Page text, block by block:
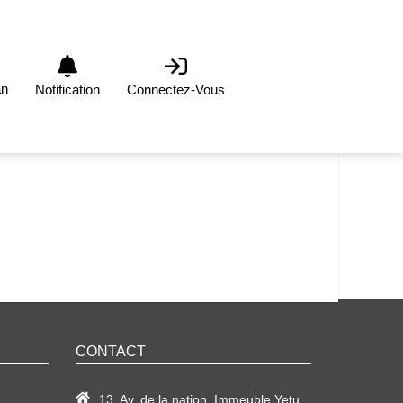
Notification Connectez-Vous
CONTACT
13, Av. de la nation, Immeuble Yetu,